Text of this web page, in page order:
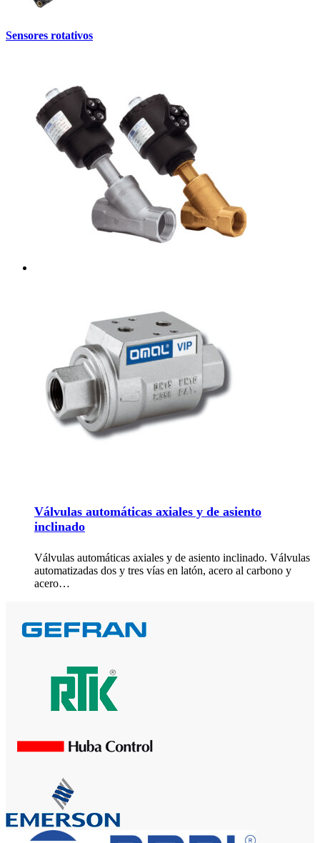
Sensores rotativos
Válvulas automáticas axiales y de asiento
inclinado
Válvulas automáticas axiales y de asiento inclinado. Válvulas
automatizadas dos y tres vías en latón, acero al carbono y
acero…